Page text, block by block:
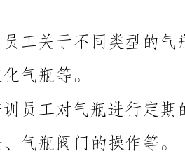
2.气瓶的检查和维护：培训员工对气瓶进行定期的检查和维
3.气瓶的存储和运输：培训员工正确存放和运输气瓶的方
4.气瓶的操作流程：培训员工正确的操作气瓶的流程，包括